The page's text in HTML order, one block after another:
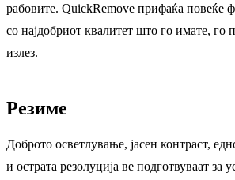
рабовите. QuickRemove прифаќа повеќе
со најдобриот квалитет што го имате, го
излез.
Резиме
Доброто осветлување, јасен контраст,
и острата резолуција ве подготвуваат за